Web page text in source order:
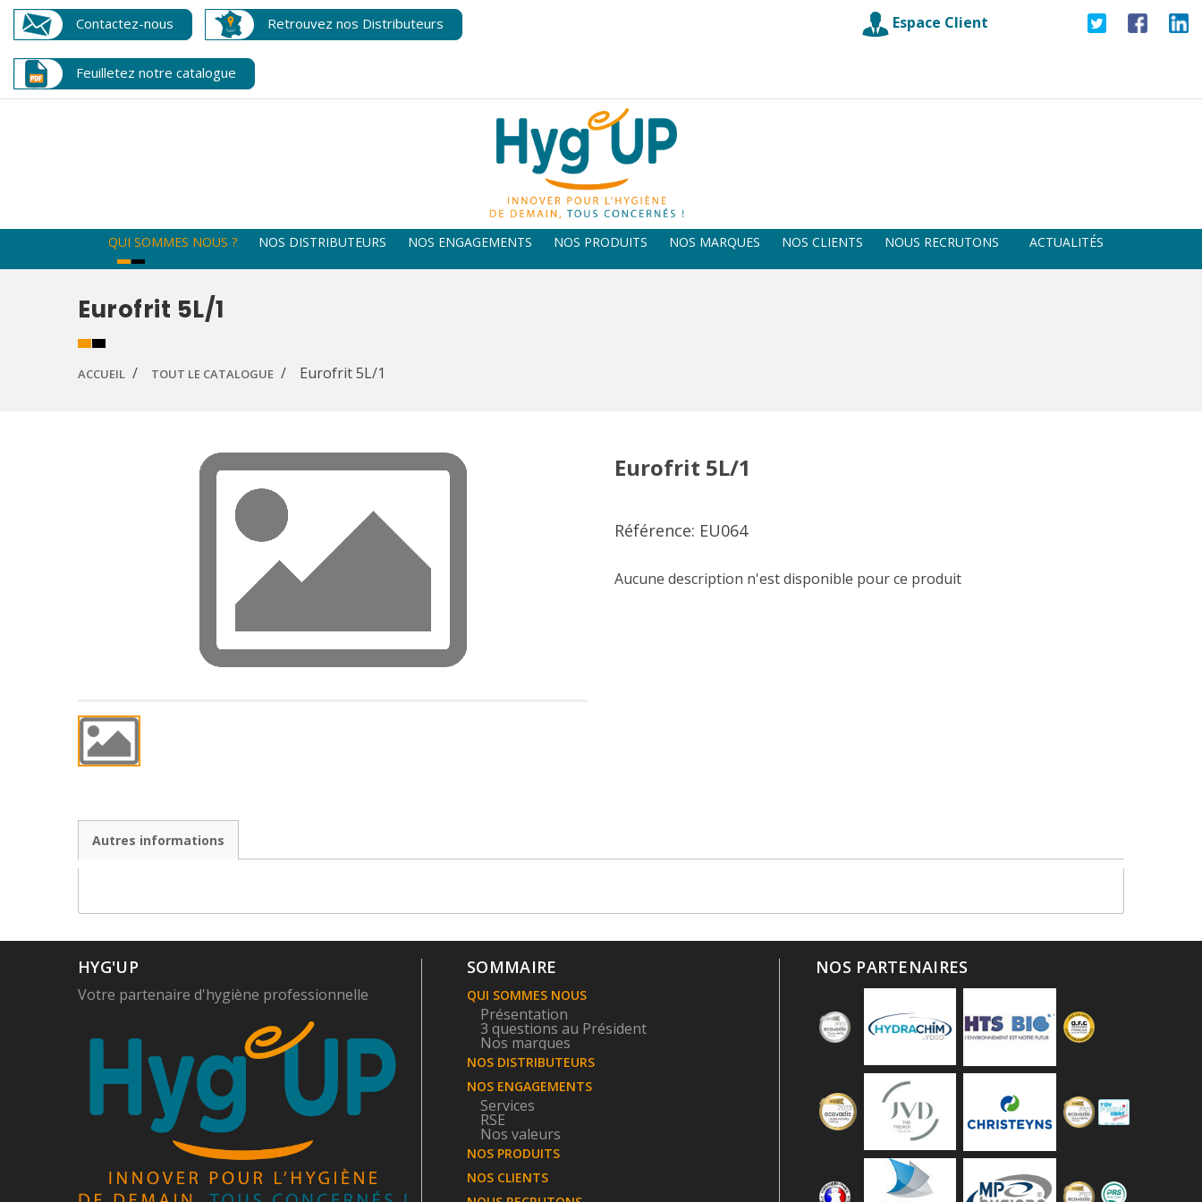
Contactez-nous Retrouvez nos Distributeurs
Feuilletez notre catalogue
Espace Client
QUI SOMMES NOUS ? NOS DISTRIBUTEURS NOS ENGAGEMENTS NOS PRODUITS NOS MARQUES NOS CLIENTS NOUS RECRUTONS ACTUALITÉS
Eurofrit 5L/1
ACCUEIL TOUT LE CATALOGUE Eurofrit 5L/1
Eurofrit 5L/1
Référence: EU064
Aucune description n'est disponible pour ce produit
Autres informations
HYG'UP
Votre partenaire d'hygiène professionnelle
SOMMAIRE
QUI SOMMES NOUS
Présentation
3 questions au Président
Nos marques
NOS DISTRIBUTEURS
NOS ENGAGEMENTS
Services
RSE
Nos valeurs
NOS PRODUITS
NOS CLIENTS
NOS PARTENAIRES